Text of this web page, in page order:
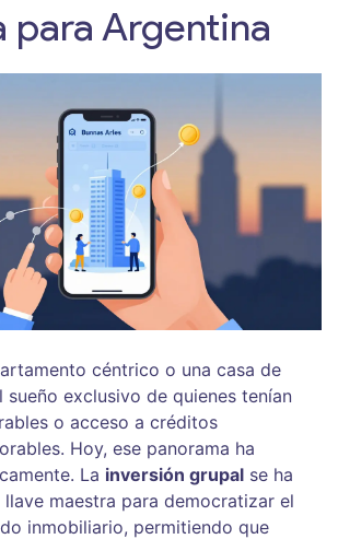
para Argentina
céntrico o una casa de
sueño exclusivo de quienes tenían
o acceso a créditos
Hoy, ese panorama ha
La inversión grupal se ha
maestra para democratizar el
inmobiliario, permitiendo que